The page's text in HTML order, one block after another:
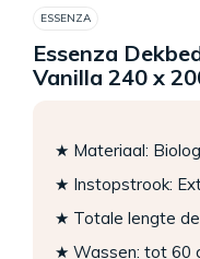
ESSENZA
Essenza
Vanilla 240 x
★ Materiaal:
★ Instopstrook:
★ Totale lengte
★ Wassen: tot 60